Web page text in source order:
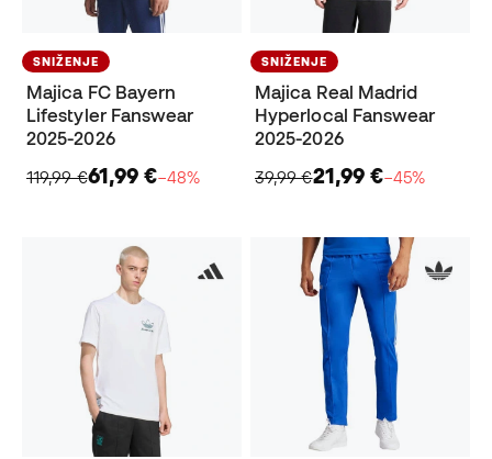
SNIŽENJE
Majica FC Bayern
Lifestyler Fanswear
2025-2026
119,99 €61,99 €−48%
SNIŽENJE
Majica Real Madrid
Hyperlocal Fanswear
2025-2026
39,99 €21,99 €−45%